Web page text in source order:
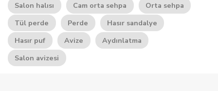
Salon halısı
Cam orta sehpa
Orta sehpa
Tül perde
Perde
Hasır sandalye
Hasır puf
Avize
Aydınlatma
Salon avizesi